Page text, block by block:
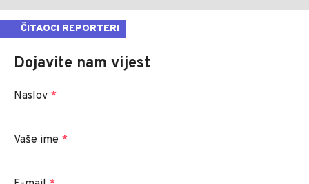
ČITAOCI REPORTERI
Dojavite nam vijest
Naslov *
Vaše ime *